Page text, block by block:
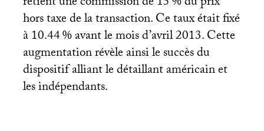
hors taxe de la transaction. Ce taux était fixé
à 10.44% avant le mois d’avril 2013. Cette
augmentation révèle ainsi le succès du
dispositif alliant le détaillant américain et
les indépendants.